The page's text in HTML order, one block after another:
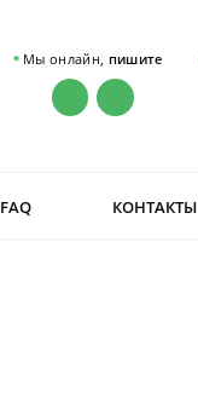
Мы онлайн, пишите
FAQ КОНТАКТЫ